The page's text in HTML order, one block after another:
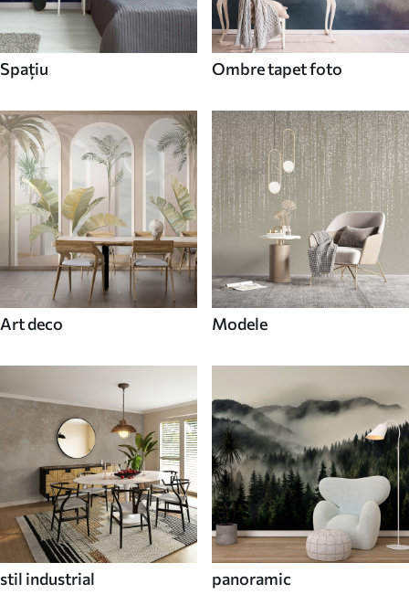
Spaţiu Ombre tapet foto
Art deco Modele
stil industrial panoramic